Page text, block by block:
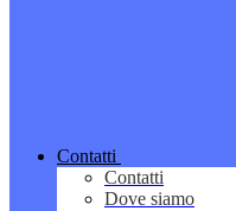
Contatti
Contatti
Dove siamo